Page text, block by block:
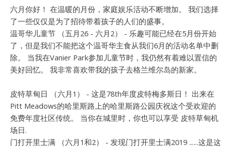
六月你好！ 在温暖的月份，家庭娱乐活动不断增加。 我们选择
了一些仅仅是为了招待带着孩子的人们的盛事。
温哥华儿童节 （五月26 - 六月2） - 乐趣可能已经在5月份开始
了，但是我们不能把这个温哥华主食从我们6月的活动名单中删
除。 当我在Vanier Park参加儿童节时，我仍然有着难以置信的
美好回忆。 我非常喜欢带我的孩子去格兰维尔岛的新家。
皮特草甸日 （六月1） - 这是78th年度皮特梅多斯日！ 出来在
Pitt Meadows的哈里斯路上的哈里斯路公园庆祝这个受欢迎的
免费年度社区传统。 当你在城里时，你也可以享受 皮特草甸机
场日.
门打开里士满 （六月1和2） - 发现门打开里士满2019 ......这是这